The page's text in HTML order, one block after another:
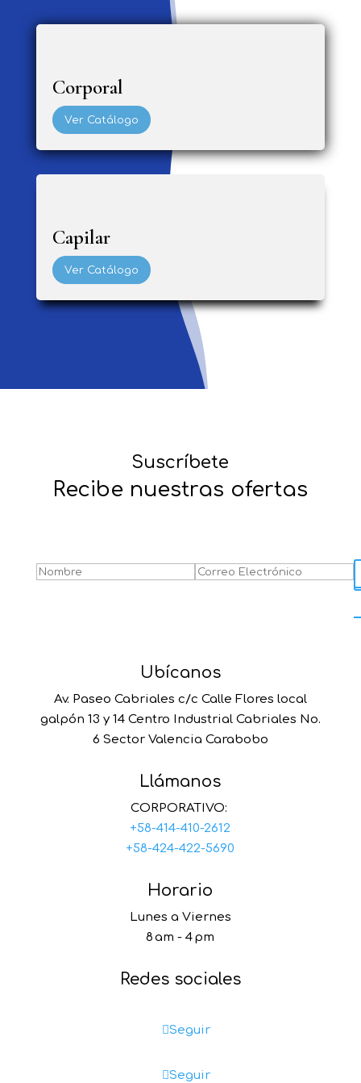
Corporal
Ver Catálogo
Capilar
Ver Catálogo
Suscríbete
Recibe nuestras ofertas
Ubícanos
Av. Paseo Cabriales c/c Calle Flores local
galpón 13 y 14 Centro Industrial Cabriales No.
6 Sector Valencia Carabobo
Llámanos
CORPORATIVO:
+58-414-410-2612
+58-424-422-5690
Horario
Lunes a Viernes
8 am - 4 pm
Redes sociales
Seguir
Seguir